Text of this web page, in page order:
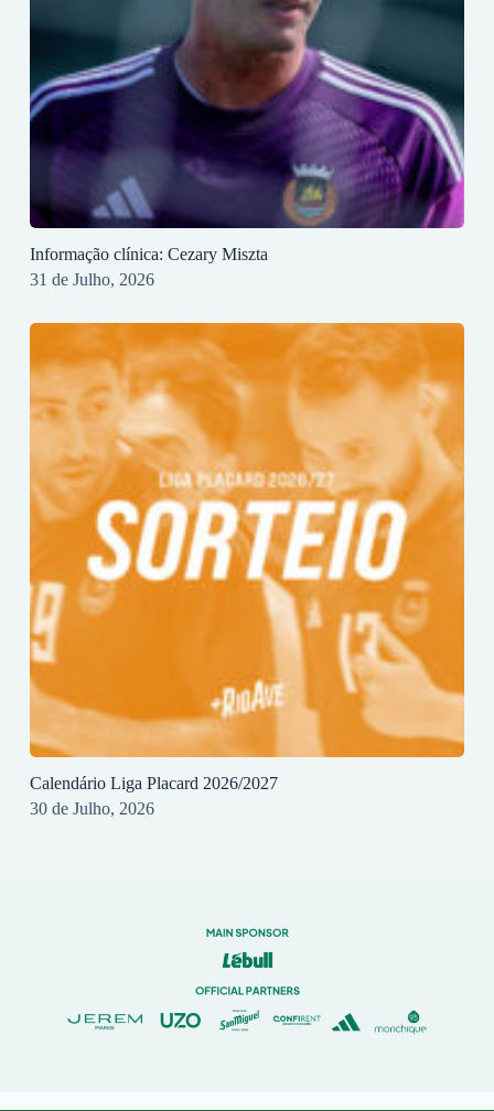
Informação clínica: Cezary Miszta
31 de Julho, 2026
Calendário Liga Placard 2026/2027
30 de Julho, 2026